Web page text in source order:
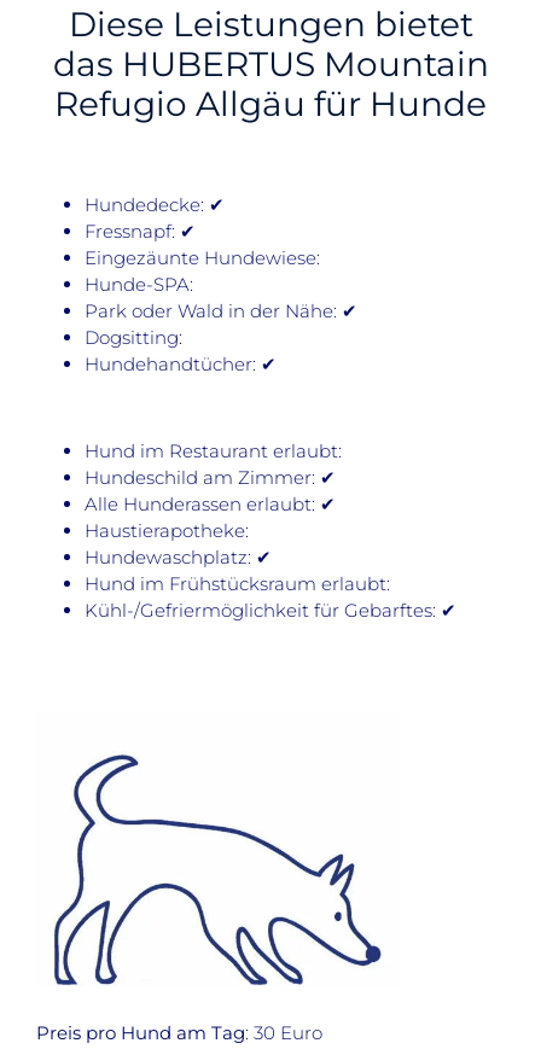
Diese Leistungen bietet
das HUBERTUS Mountain
Refugio Allgäu für Hunde
Hundedecke: ✔
Fressnapf: ✔
Eingezäunte Hundewiese:
Hunde-SPA:
Park oder Wald in der Nähe: ✔
Dogsitting:
Hundehandtücher: ✔
Hund im Restaurant erlaubt:
Hundeschild am Zimmer: ✔
Alle Hunderassen erlaubt: ✔
Haustierapotheke:
Hundewaschplatz: ✔
Hund im Frühstücksraum erlaubt:
Kühl-/Gefriermöglichkeit für Gebarftes: ✔
Preis pro Hund am Tag: 30 Euro